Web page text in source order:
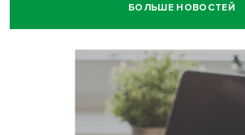
БОЛЬШЕ НОВОСТЕЙ